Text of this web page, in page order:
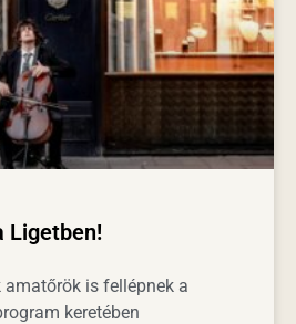
Ligetben!
is fellépnek a
keretében